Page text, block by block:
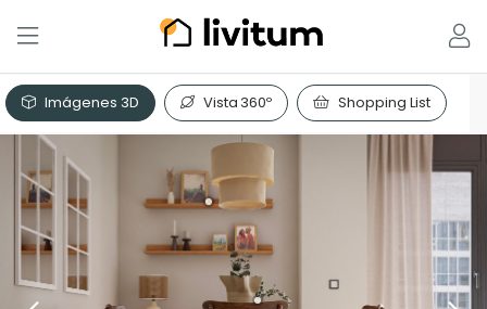
Imágenes 3D Vista 360º Shopping List